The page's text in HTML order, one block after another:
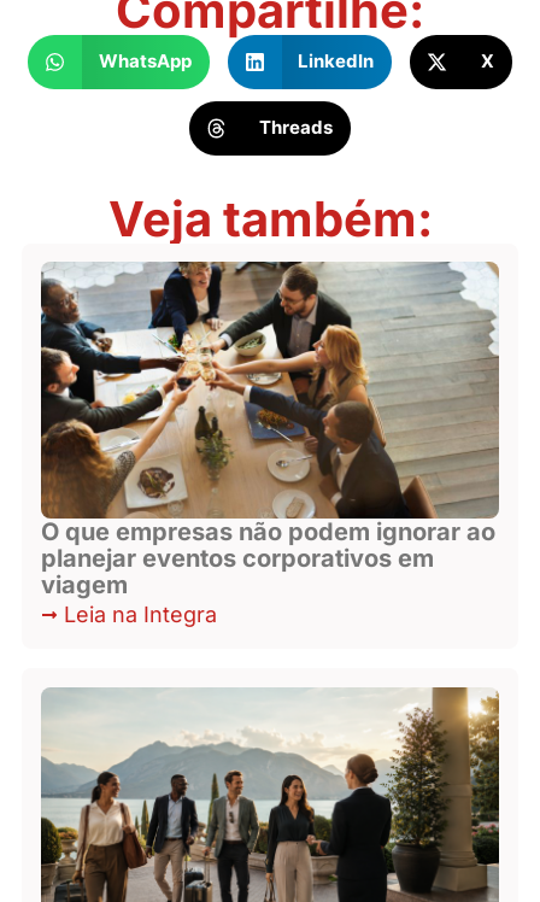
WhatsApp LinkedIn X
Threads
Veja também:
O que empresas não podem ignorar ao
planejar eventos corporativos em
viagem
Leia na Integra